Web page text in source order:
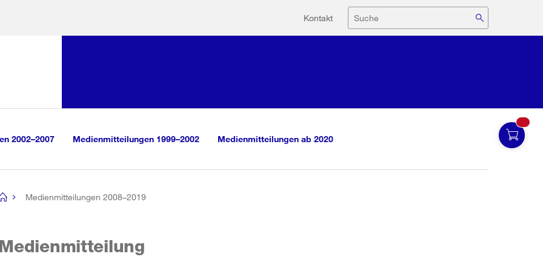
Hilfsnavigation
Kontakt Suche
2002–2007 Medienmitteilungen 1999–2002 Medienmitteilungen ab 2020
Medienmitteilungen 2008–2019